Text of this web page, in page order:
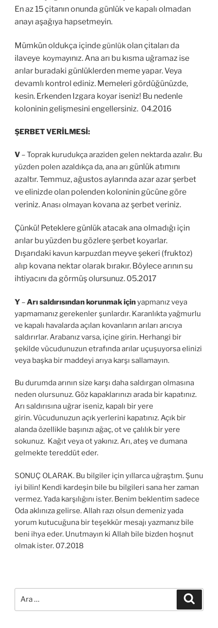
En az 15 çitanın onunda günlük ve kapalı olmadan
anayı aşağıya hapsetmeyin.
Mümkün oldukça içindegünlükolan çitaları da
ilaveye koymayınız. Ana arı bu kısma uğramaz ise
arılar buradaki günlüklerden meme yapar. Veya
devamlı kontrol ediniz. Memeleri gördüğünüzde,
kesin. Erkenden Izgara koyar iseniz! Bu nedenle
koloninin gelişmesini engellersiniz. 04.2016
ŞERBET VERİLMESİ:
V – Toprak kurudukça araziden gelen nektarda azalır. Bu
yüzden polen azaldıkça da, ana arı günlük atımını
azaltır. Temmuz, ağustos aylarında azar azar şerbet
ve elinizde olan polenden koloninin gücüne göre
veriniz.Anası olmayan kovana az şerbet veriniz.
Çünkü! Peteklere günlük atacak ana olmadığı için
arılar bu yüzden bu gözlere şerbet koyarlar.
Dışarıdaki kavun karpuzdan meyve şekeri (fruktoz)
alıp kovana nektar olarak bırakır. Böylece arının su
ihtiyacını da görmüş olursunuz. 05.2017
Y –Arı saldırısındankorunmak içinyapmanız veya
yapmamanız gerekenler şunlardır. Karanlıkta yağmurlu
ve kapalı havalarda açılan kovanların arıları arıcıya
saldırırlar. Arabanız varsa, içine girin. Herhangi bir
şekilde vücudunuzun etrafında arılar uçuşuyorsa elinizi
veya başka bir maddeyi arıya karşı sallamayın.
Bu durumda arının size karşı daha saldırgan olmasına
neden olursunuz. Göz kapaklarınızı arada bir kapatınız.
Arı saldırısına uğrar iseniz, kapalı bir yere
girin. Vücudunuzun açık yerlerini kapatınız. Açık bir
alanda özellikle başınızı ağaç, ot ve çalılık bir yere
sokunuz. Kağıt veya ot yakınız. Arı, ateş ve dumana
gelmekte tereddüt eder.
SONUÇ OLARAK. Bu bilgiler için yıllarca uğraştım. Şunu
iyi bilin! Kendi kardeşin bile bu bilgileri sana her zaman
vermez. Yada karşılığını ister. Benim beklentim sadece
Oda aklınıza gelirse. Allah razı olsun demeniz yada
yorum kutucuğuna bir teşekkür mesajı yazmanız bile
beni ihya eder. Unutmayın ki Allah bile bizden hoşnut
olmak ister. 07.2018